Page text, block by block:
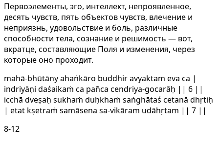
Первоэлементы, эго, интеллект, непроявленное,
десять чувств, пять объектов чувств, влечение и
неприязнь, удовольствие и боль, различные
способности тела, сознание и решимость — вот,
вкратце, составляющие Поля и изменения, через
которые оно проходит.
mahā-bhūtāny ahaṅkāro buddhir avyaktam eva ca |
indriyāṇi daśaikaṁ ca pañca cendriya-gocarāḥ || 6 ||
icchā dveṣaḥ sukhaṁ duḥkhaṁ saṅghātaś cetanā dhṛtiḥ
| etat kṣetraṁ samāsena sa-vikāram udāhṛtam || 7 ||
8-12